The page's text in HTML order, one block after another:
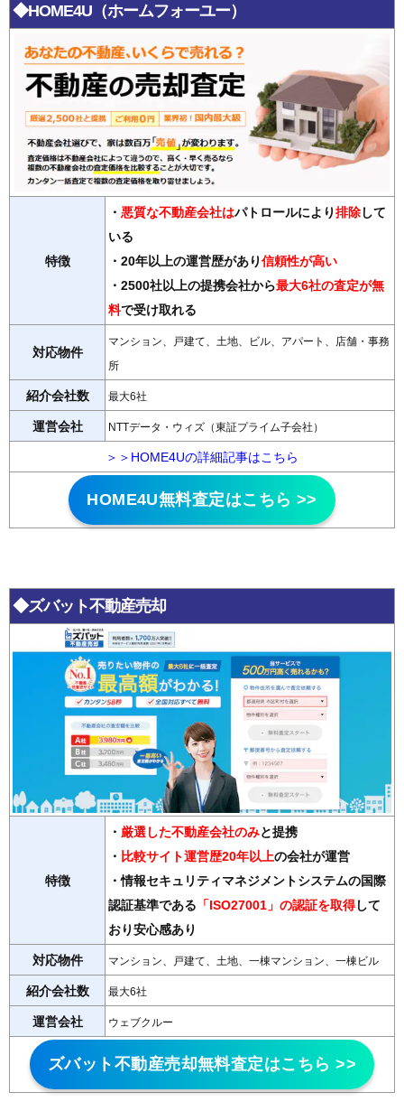
◆HOME4U（ホームフォーユー）
特徴
・ 悪質な不動産会社はパトロールにより排除して
いる
・20年以上の運営歴があり信頼性が高い
・2500社以上の提携会社から最大6社の査定が無
料で受け取れる
対応物件
マンション、戸建て、土地、ビル、アパート、店舗・事務
所
紹介会社数 最大6社
運営会社 NTTデータ・ウィズ（東証プライム子会社）
＞＞HOME4Uの詳細記事はこちら
HOME4U無料査定はこちら >>
◆ズバット不動産売却
特徴
・ 厳選した不動産会社のみと提携
・ 比較サイト運営歴20年以上の会社が運営
・情報セキュリティマネジメントシステムの国際
認証基準である 「ISO27001」の認証を取得して
おり安心感あり
対応物件 マンション、戸建て、土地、一棟マンション、一棟ビル
紹介会社数 最大6社
運営会社 ウェブクルー
ズバット不動産売却無料査定はこちら >>